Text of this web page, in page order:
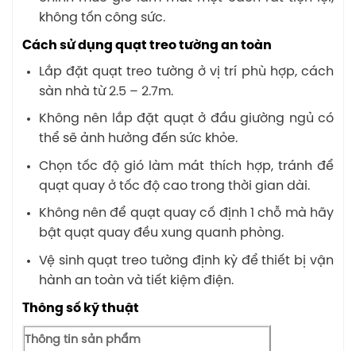
không tốn công sức.
Cách sử dụng quạt treo tường an toàn
Lắp đặt quạt treo tường ở vị trí phù hợp, cách
sàn nhà từ 2.5 – 2.7m.
Không nên lắp đặt quạt ở đầu giường ngủ có
thể sẽ ảnh hưởng đến sức khỏe.
Chọn tốc độ gió làm mát thích hợp, tránh để
quạt quay ở tốc độ cao trong thời gian dài.
Không nên để quạt quay cố định 1 chỗ mà hãy
bật quạt quay đều xung quanh phòng.
Vệ sinh quạt treo tường định kỳ để thiết bị vận
hành an toàn và tiết kiệm điện.
Thông số kỹ thuật
Thông tin sản phẩm